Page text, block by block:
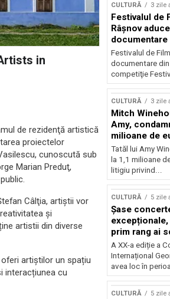
in
de rezidenţă artistică
proiectelor
cunoscută sub
Marian Preduţ,
Câlţia, artiștii vor
și
artistii din diverse
artiștilor un spațiu
interacțiunea cu
CULTURĂ 3 zile
Festivalul de
Râşnov
premieră
Festivalul de
documentare
competiţie
CULTURĂ 3 zile
Mitch
Amy,
milioane de
litigiu pierdut
Tatăl lui Amy
la 1,1 milioane
litigiu privind...
CULTURĂ 5 zile
Șase
prim rang ai
internaționale
orchestrale
prestigiu, în
Concursului
A XX-a ediție a
Internațional
avea loc în
CULTURĂ 5 zile